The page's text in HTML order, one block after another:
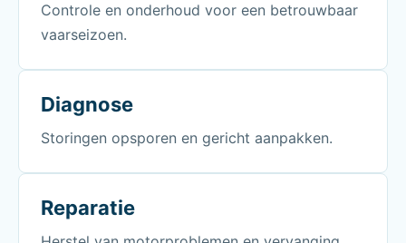
Controle en onderhoud voor een betrouwbaar
vaarseizoen.
Diagnose
Storingen opsporen en gericht aanpakken.
Reparatie